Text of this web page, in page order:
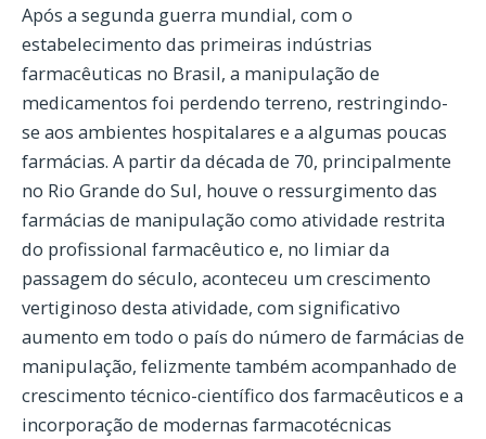
Após a segunda guerra mundial, com o
estabelecimento das primeiras indústrias
farmacêuticas no Brasil, a manipulação de
medicamentos foi perdendo terreno, restringindo-
se aos ambientes hospitalares e a algumas poucas
farmácias. A partir da década de 70, principalmente
no Rio Grande do Sul, houve o ressurgimento das
farmácias de manipulação como atividade restrita
do profissional farmacêutico e, no limiar da
passagem do século, aconteceu um crescimento
vertiginoso desta atividade, com significativo
aumento em todo o país do número de farmácias de
manipulação, felizmente também acompanhado de
crescimento técnico-científico dos farmacêuticos e a
incorporação de modernas farmacotécnicas